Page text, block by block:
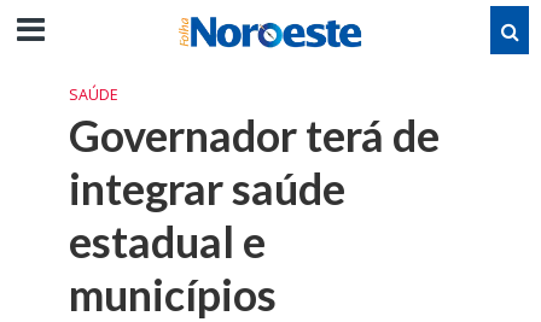
SAÚDE
Governador terá de
integrar saúde
estadual e
municípios